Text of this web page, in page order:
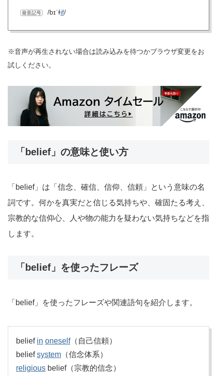
発音記号 /bɪˈɫif/
※音声が再生されない場合は読み込みを待つかブラウザ変更をお
試しください。
「belief」の意味と使い方
「belief」は「信念、確信、信仰、信頼」という意味の名
詞です。何かを真実だと信じる気持ちや、確固たる考え、
宗教的な信仰心、人や物の能力を疑わない気持ちなどを指
します。
「belief」を使ったフレーズ
「belief」を使ったフレーズや関連語句を紹介します。
belief in oneself（自己信頼）
beliefsystem （信念体系）
religious belief（宗教的信念）